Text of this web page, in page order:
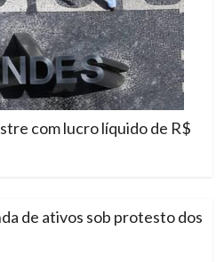
com lucro líquido de R$
de ativos sob protesto dos